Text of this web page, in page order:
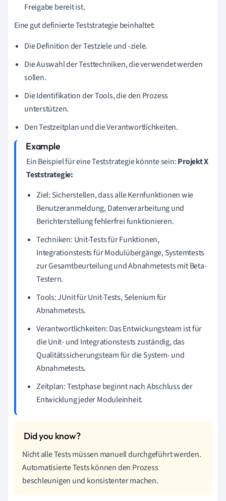
Freigabe bereit ist.
Eine gut definierte Teststrategie beinhaltet:
Die Definition der Testziele und -ziele.
Die Auswahl der Testtechniken, die verwendet werden
sollen.
Die Identifikation der Tools, die den Prozess
unterstützen.
Den Testzeitplan und die Verantwortlichkeiten.
Ein Beispiel für eine Teststrategie könnte sein:Projekt X
Teststrategie:
Ziel: Sicherstellen, dass alle Kernfunktionen wie
Benutzeranmeldung, Datenverarbeitung und
Berichterstellung fehlerfrei funktionieren.
Techniken: Unit-Tests für Funktionen,
Integrationstests für Modulübergänge, Systemtests
zur Gesamtbeurteilung und Abnahmetests mit Beta-
Testern.
Tools: JUnit für Unit-Tests, Selenium für
Abnahmetests.
Verantwortlichkeiten: Das Entwickungsteam ist für
die Unit- und Integrationstests zuständig, das
Qualitätssicherungsteam für die System- und
Abnahmetests.
Zeitplan: Testphase beginnt nach Abschluss der
Entwicklung jeder Moduleinheit.
Nicht alle Tests müssen manuell durchgeführt werden.
Automatisierte Tests können den Prozess
beschleunigen und konsistenter machen.